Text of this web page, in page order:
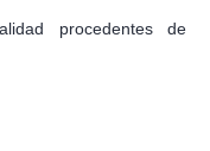
procedentes de